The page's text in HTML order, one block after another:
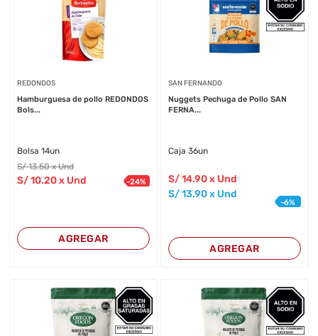
REDONDOS
Hamburguesa de pollo REDONDOS
Bols...
Bolsa 14un
S/13.50 x Und
S/10.20 x Und -24%
AGREGAR
SAN FERNANDO
Nuggets Pechuga de Pollo SAN
FERNA...
Caja 36un
S/14.90x Und
S/13.90x Und
-6%
AGREGAR